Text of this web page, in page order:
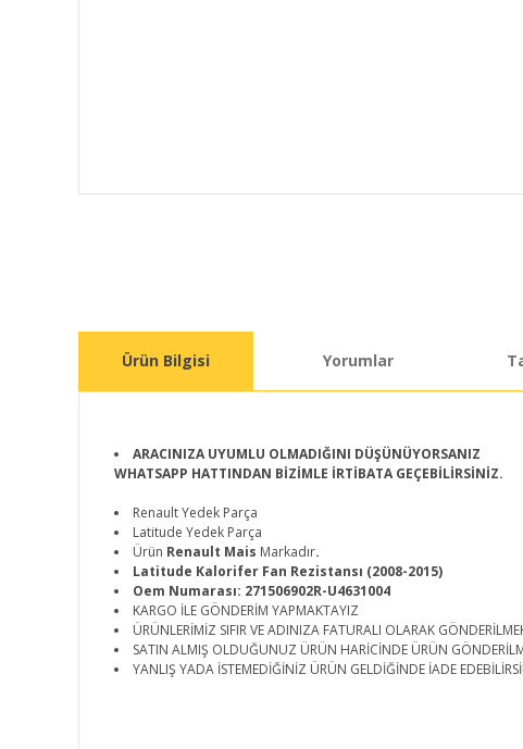
Ürün Bilgisi Yorumlar
ARACINIZA UYUMLU OLMADIĞINI DÜŞÜNÜYORSANIZ
WHATSAPP HATTINDAN BİZİMLE İRTİBATA GEÇEBİLİRSİNİZ.
Renault Yedek Parça
Latitude Yedek Parça
Ürün Renault Mais Markadır.
Latitude Kalorifer Fan Rezistansı (2008-2015)
Oem Numarası: 271506902R-U4631004
KARGO İLE GÖNDERİM YAPMAKTAYIZ
ÜRÜNLERİMİZ SIFIR VE ADINIZA FATURALI OLARAK
SATIN ALMIŞ OLDUĞUNUZ ÜRÜN HARİCİNDE ÜRÜN
YANLIŞ YADA İSTEMEDİĞİNİZ ÜRÜN GELDİĞİNDE İADE